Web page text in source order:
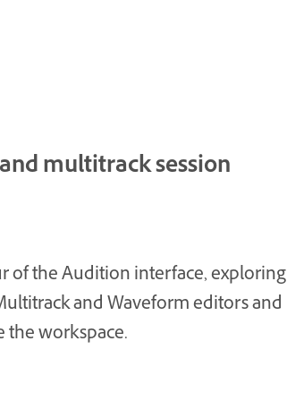
multitrack session
of the Audition interface, exploring
and Waveform editors and
the workspace.